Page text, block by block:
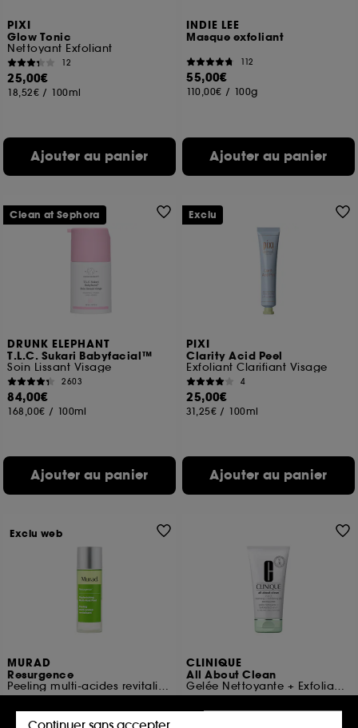
PIXI
Glow Tonic
Nettoyant Exfoliant
12
25,00€
18,52€ / 100ml
Ajouter au panier
INDIE LEE
Masque exfoliant
112
55,00€
110,00€ / 100g
Ajouter au panier
DRUNK ELEPHANT
T.L.C. Sukari Babyfacial™
Soin Lissant Visage
2603
84,00€
168,00€ / 100ml
Ajouter au panier
Clean at Sephora
PIXI
Clarity Acid Peel
Exfoliant Clarifiant Visage
4
25,00€
31,25€ / 100ml
Ajouter au panier
Exclu
MURAD
Resurgence
Peeling multi-acides revitalisant
77,00€
77,00€ /100ml
Exclu web
CLINIQUE
All About Clean
Gelée Nettoyante + Exfoliante 2-en-1
45,00€
Continuer sans accepter